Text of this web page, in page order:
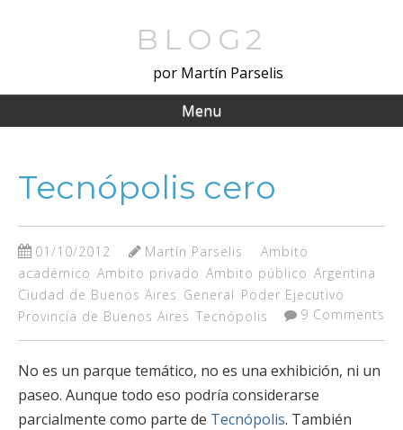
BLOG2
por Martín Parselis
Menu
Tecnópolis cero
01/10/2012 Martín Parselis
Ambito
académico Ambito privado Ambito público Argentina
Ciudad de Buenos Aires General Poder Ejecutivo
Provincia de Buenos Aires Tecnópolis 9 Comments
No es un parque temático, no es una exhibición, ni un
paseo. Aunque todo eso podría considerarse
parcialmente como parte de Tecnópolis. También